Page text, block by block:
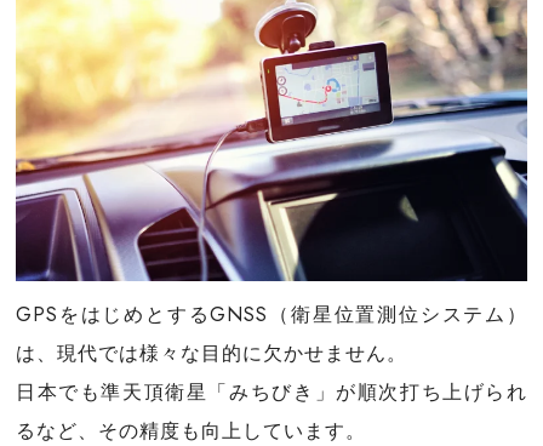
GPSをはじめとするGNSS（衛星位置測位システム）
は、現代では様々な目的に欠かせません。
日本でも準天頂衛星「みちびき」が順次打ち上げられ
るなど、その精度も向上しています。